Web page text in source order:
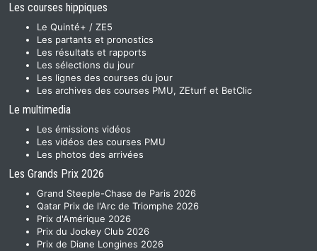
Les courses hippiques
Le Quinté+ / ZE5
Les partants et pronostics
Les résultats et rapports
Les sélections du jour
Les lignes des courses du jour
Les archives des courses PMU, ZEturf et BetClic
Le multimedia
Les émissions vidéos
Les vidéos des courses PMU
Les photos des arrivées
Les Grands Prix 2026
Grand Steeple-Chase de Paris 2026
Qatar Prix de l'Arc de Triomphe 2026
Prix d'Amérique 2026
Prix du Jockey Club 2026
Prix de Diane Longines 2026